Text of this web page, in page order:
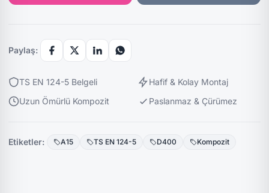
Paylaş:
TS EN 124-5 Belgeli
Hafif & Kolay Montaj
Uzun Ömürlü Kompozit
Paslanmaz & Çürümez
Etiketler: A15 TS EN 124-5 D400 Kompozit